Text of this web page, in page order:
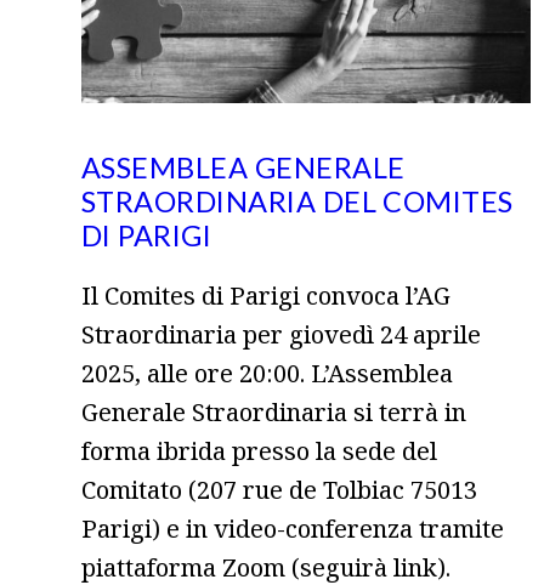
ASSEMBLEA GENERALE
STRAORDINARIA DEL COMITES
DI PARIGI
Il Comites di Parigi convoca l’AG
Straordinaria per giovedì 24 aprile
2025, alle ore 20:00. L’Assemblea
Generale Straordinaria si terrà in
forma ibrida presso la sede del
Comitato (207 rue de Tolbiac 75013
Parigi) e in video-conferenza tramite
piattaforma Zoom (seguirà link).